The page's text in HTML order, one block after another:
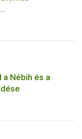
Nébih és a